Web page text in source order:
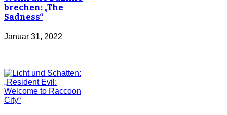
brechen: „The
Sadness“
Januar 31, 2022